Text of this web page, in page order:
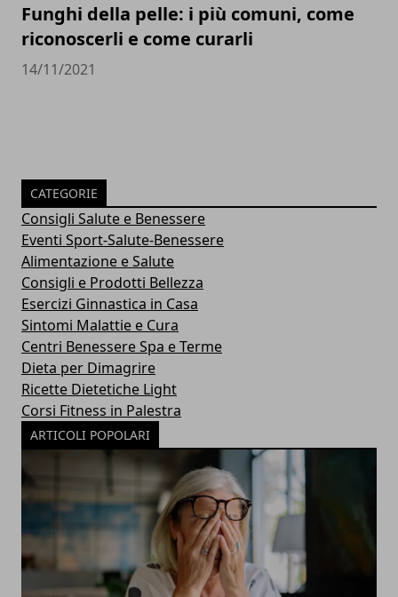
Funghi della pelle: i più comuni, come
riconoscerli e come curarli
14/11/2021
CATEGORIE
Consigli Salute e Benessere
Eventi Sport-Salute-Benessere
Alimentazione e Salute
Consigli e Prodotti Bellezza
Esercizi Ginnastica in Casa
Sintomi Malattie e Cura
Centri Benessere Spa e Terme
Dieta per Dimagrire
Ricette Dietetiche Light
Corsi Fitness in Palestra
ARTICOLI POPOLARI